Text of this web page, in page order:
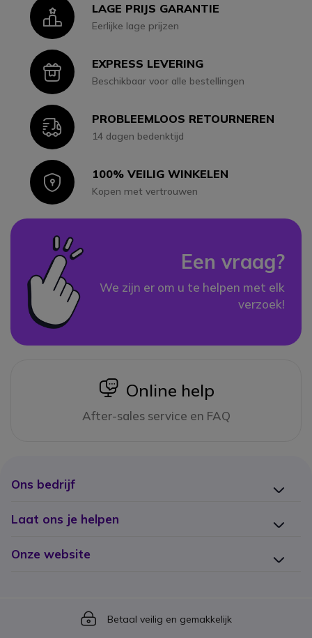
IconLAGE PRIJS GARANTIE
Eerlijke lage prijzen
IconEXPRESS LEVERING
Beschikbaar voor alle bestellingen
IconPROBLEEMLOOS RETOURNEREN
14 dagen bedenktijd
Icon100% VEILIG WINKELEN
Kopen met vertrouwen
Een vraag?
We zijn er om u te helpen met elk
verzoek!
icon
Online help
After-sales service en FAQ
Ons bedrijf
Laat ons je helpen
Onze website
Icon
Betaal veilig en gemakkelijk